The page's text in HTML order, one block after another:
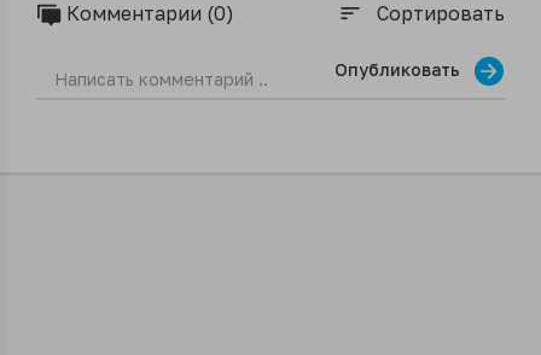
Комментарии (0) sort Сортировать
Опубликовать